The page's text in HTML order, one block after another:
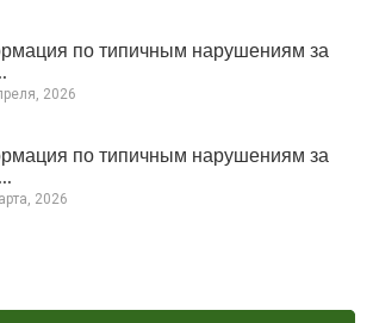
по типичным нарушениям за
2026
по типичным нарушениям за
2026